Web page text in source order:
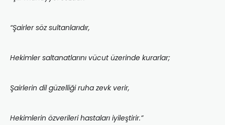
“Şairler söz sultanlarıdır,
Hekimler saltanatlarını vücut üzerinde kurarlar;
Şairlerin dil güzelliği ruha zevk verir,
Hekimlerin özverileri hastaları iyileştirir.”